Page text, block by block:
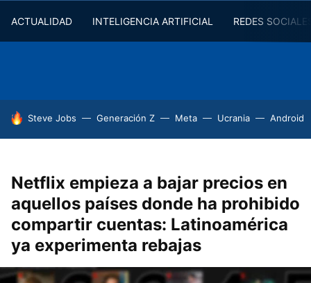
ACTUALIDAD INTELIGENCIA ARTIFICIAL REDES
HOY SE HABLA DE
Steve Jobs Generación Z Meta Ucrania Android
Netflix empieza a bajar precios en
aquellos países donde ha prohibido
compartir cuentas: Latinoamérica
ya experimenta rebajas